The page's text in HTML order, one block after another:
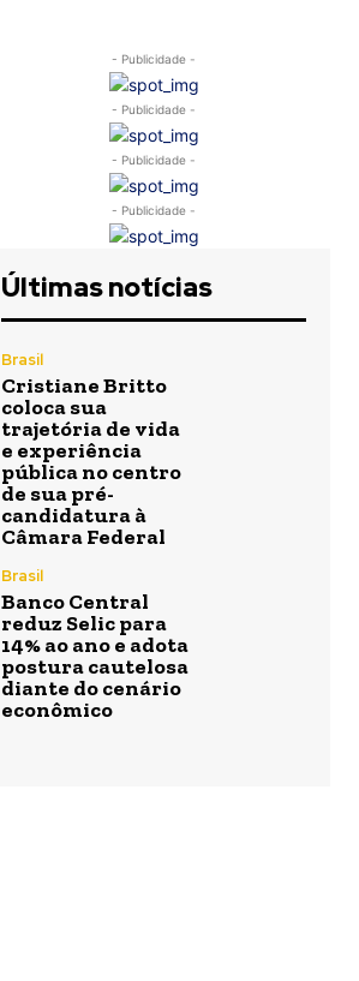
- Publicidade -
- Publicidade -
- Publicidade -
- Publicidade -
Últimas notícias
Brasil
Cristiane Britto
coloca sua
trajetória de vida
e experiência
pública no centro
de sua pré-
candidatura à
Câmara Federal
Brasil
Banco Central
reduz Selic para
14% ao ano e adota
postura cautelosa
diante do cenário
econômico